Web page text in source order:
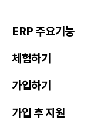
ERP 주요기능
체험하기
가입하기
가입 후 지원
简体中文
繁體中文(香港)
Việt Nam(Tiếng Việt)
Malaysia(English)